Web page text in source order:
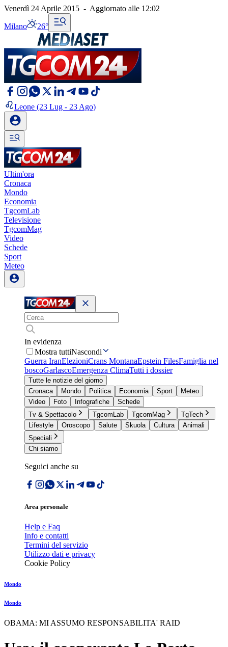
Venerdì 24 Aprile 2015 - Aggiornato alle 12:02
Milano 26°
Leone (23 Lug - 23 Ago)
Ultim'ora
Cronaca
Mondo
Economia
TgcomLab
Televisione
TgcomMag
Video
Schede
Sport
Meteo
In evidenza
Mostra tuttiNascondi
Guerra IranElezioniCrans MontanaEpstein FilesFamiglia nel
boscoGarlascoEmergenza ClimaTutti i dossier
Tutte le notizie del giorno
Cronaca
Mondo Politica Economia Sport
Meteo
Video
Foto Infografiche
Schede
Tv & Spettacolo
TgcomLab TgcomMag
TgTech
Lifestyle
Oroscopo Salute Skuola Cultura
Animali
Speciali
Chi siamo
Seguici anche su
Area personale
Help e Faq
Info e contatti
Termini del servizio
Utilizzo dati e privacy
Cookie Policy
Mondo
Mondo
OBAMA: MI ASSUMO RESPONSABILITA' RAID